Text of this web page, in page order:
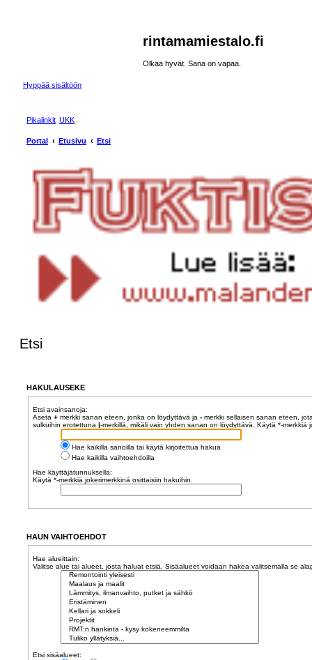
rintamamiestalo.fi
Olkaa hyvät. Sana on vapaa.
Hyppää sisältöön
Pikalinkit UKK
Portal Etusivu Etsi
Etsi
HAKULAUSEKE
Etsi avainsanoja:
Aseta+ merkki sanan eteen, jonka on löydyttävä ja- merkki sellaisen sanan eteen,
sulkuihin erotettuna|-merkillä, mikäli vain yhden sanan on löydyttävä. Käytä *-merkkiä
Hae kaikilla sanoilla tai käytä kirjoitettua hakua
Hae kaikilla vaihtoehdoilla
Hae käyttäjätunnuksella:
Käytä *-merkkiä jokerimerkkinä osittaisiin hakuihin.
HAUN VAIHTOEHDOT
Hae alueittain:
Valitse alue tai alueet, josta haluat etsiä. Sisäalueet voidaan hakea valitsemalla se
Etsi sisäalueet: